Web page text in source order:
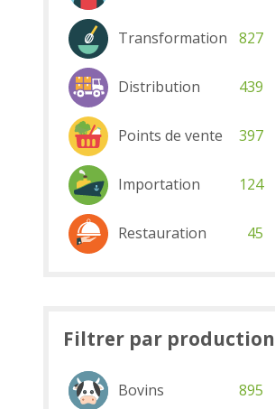
Transformation 827
Distribution 439
Points de vente 397
Importation 124
Restauration 45
Filtrer par production
Bovins 895